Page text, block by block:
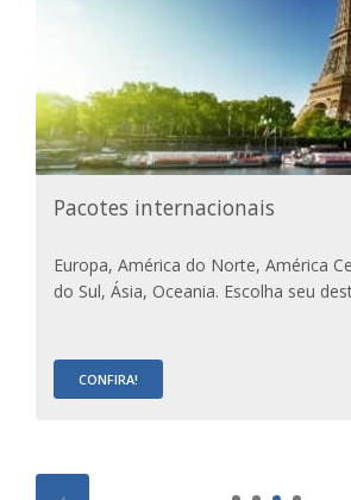
Pacotes internacionais
Europa, América do Norte, América
do Sul, Ásia, Oceania. Escolha seu
CONFIRA!